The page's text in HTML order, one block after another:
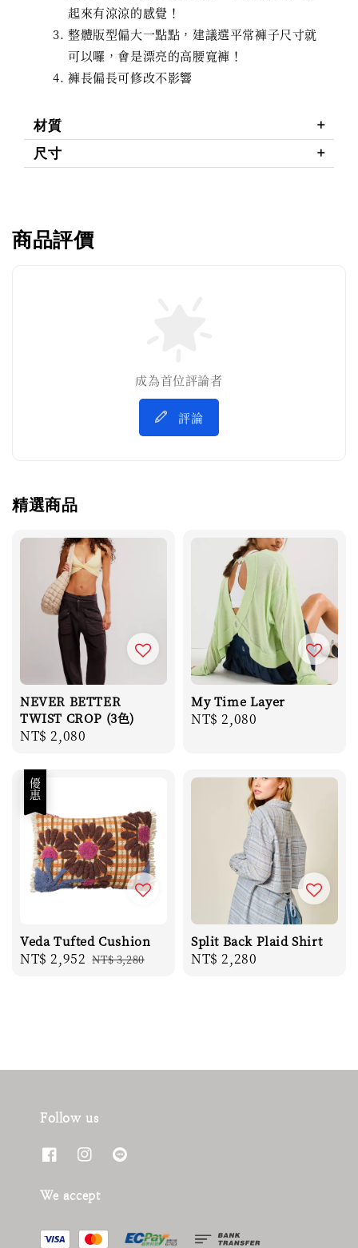
起來有涼涼的感覺！
整體版型偏大一點點，建議選平常褲子尺寸就
可以囉，會是漂亮的高腰寬褲！
褲長偏長可修改不影響
材質
尺寸
商品評價
成為首位評論者
評論
精選商品
NEVER BETTER
TWIST CROP (3色)
Regular
NT$ 2,080
My Time Layer
Regular
NT$ 2,080
優惠
Veda Tufted Cushion
Sale
NT$ 2,952 Regular
NT$ 3,280
Split Back Plaid Shirt
Regular
NT$ 2,280
Follow us
We accept